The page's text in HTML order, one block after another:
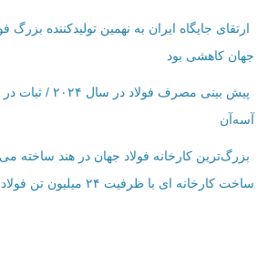
ارتقای جایگاه ایران به نهمین تولیدکننده بزرگ
جهان کاهشی بود
پیش بینی مصرف
آسه‌آن
بزرگ‌ترین کارخانه فولاد جهان در هند ساخته
ساخت کارخانه ای با ظرفیت ۲۴ میلیون تن فولاد خبر داد